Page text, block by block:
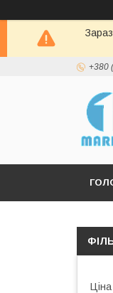
+380
Ціна